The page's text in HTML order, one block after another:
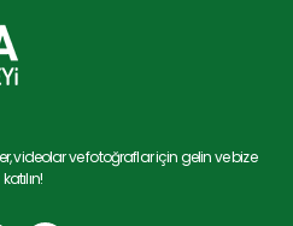
videolar ve fotoğraflar için gelin ve bize
katılın!